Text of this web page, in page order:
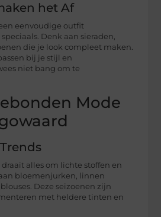
het Af
eenvoudige outfit
Denk aan sieraden,
die je look compleet maken.
bij je stijl en
niet bang om te
Mode
alles om lichte stoffen en
bloemenjurken, linnen
Deze seizoenen zijn
met heldere tinten en